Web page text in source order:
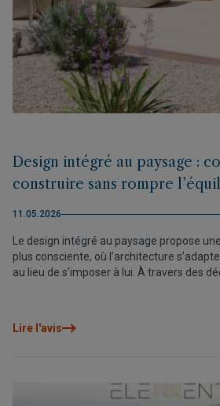
Design intégré au paysage :
construire sans rompre
11.05.2026
Le design intégré au paysage propose
plus consciente, où l’architecture
au lieu de s’imposer à lui. À travers des
renforçant leur lien avec l’environnement
Lire l'avis